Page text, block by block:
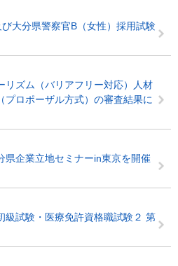
大分県警察官B（女性）採用試験
リズム（バリアフリー対応）人材
プロポーザル方式）の審査結果に
県企業立地セミナーin東京を開催
級試験・医療免許資格職試験２ 第